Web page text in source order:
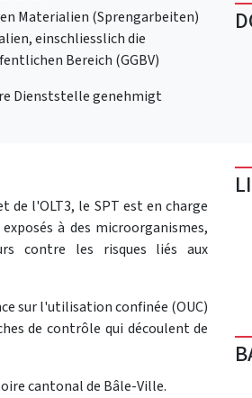
Materialien (Sprengarbeiten)
einschliesslich die
Bereich (GGBV)
Dienststelle genehmigt
de l'OLT3, le SPT est en charge
à des microorganismes,
contre les risques liés aux
sur l'utilisation confinée (OUC)
de contrôle qui découlent de
cantonal de Bâle-Ville.